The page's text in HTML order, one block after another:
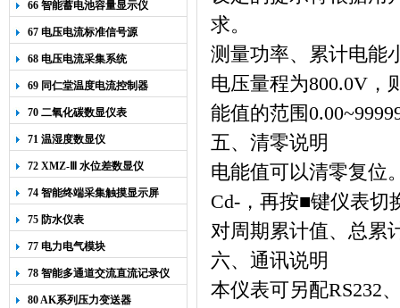
66 智能蓄电池容量显示仪
67 电压电流标准信号源
68 电压电流采集系统
69 同仁堂温度电流控制器
70 二氧化碳数显仪表
71 温湿度数显仪
72 XMZ-Ⅲ 水位差数显仪
74 智能终端采集触摸显示屏
75 防水仪表
77 电力电气模块
78 智能多通道交流直流记录仪
80 AK系列压力变送器
求。
测量功率、累计电能
电压量程为800.0V ，
能值的范围
五、清零说明
电能值可以清零复位
Cd- ，再按■键仪表切
对周期累计值、总累
六、通讯说明
本仪表可另配RS232